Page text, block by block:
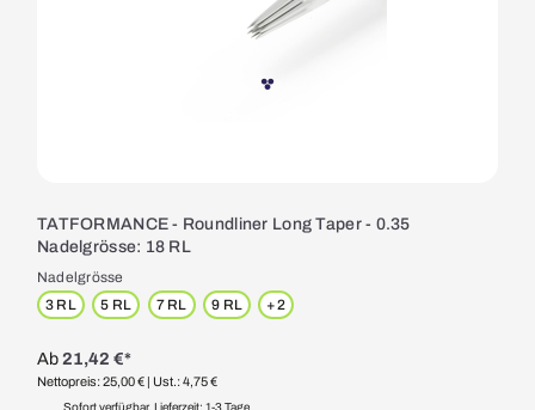
TATFORMANCE - Roundliner Long Taper - 0.35
Nadelgrösse: 18 RL
Nadelgrösse
3 RL
5 RL 7 RL 9 RL +2
Ab 21,42 €*
Nettopreis: 25,00 € | Ust.: 4,75 €
Sofort verfügbar, Lieferzeit: 1-3 Tage